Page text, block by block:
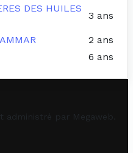
DES HUILES
3 ans
2 ans
6 ans
administré par Megaweb